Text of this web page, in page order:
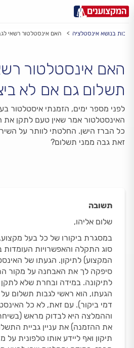
עיר: תל אביב, חיפה…
בנושא אינסטלציה האם אינסטלטור רשאי
האם אינסטלטור
תשלום גם אם לא
לפני מספר ימים, הזמנתי איסטלטור
האינסטלטור אמר שאין טעם לתקן את
כל הברז הישן. החלטתי לוותר על
זאת גבה ממני תשלום?
תשובה
שלום אליהו,
במסגרת ביקורו של כל בעל
סוג התקלה והאפשרויות העומדות
המקצוע) לתיקון. הגעתו של
סיפקה לך את האבחנה על מקור
לתיקונה. במידה ובחרת שלא
הגעתו, הוא ראשי לגבות תשלום
דמי ביקור). עם זאת, לא כל
וההמלצה היא לבדוק מראש
את ההזמנה) את עניין גביית
תיקון ואף ליידע אותו טלפונית על